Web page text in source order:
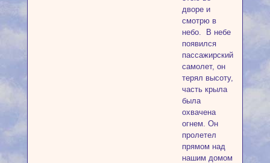
дворе и
смотрю в
небо. В небе
появился
пассажирский
самолет, он
терял высоту,
часть крыла
была
охвачена
огнем. Он
пролетел
прямом над
нашим домом